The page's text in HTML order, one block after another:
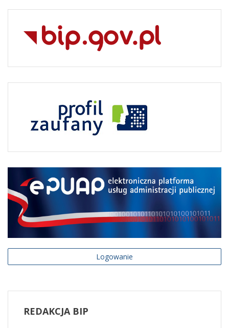
Logowanie
REDAKCJABIP